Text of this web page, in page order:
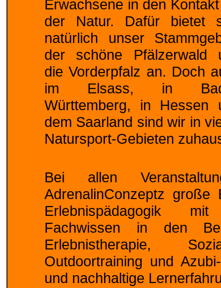
Erwachsene in den
der Natur. Dafür bietet
natürlich unser
der schöne Pfälzerwald
die Vorderpfalz an. Doch
im Elsass, in
Württemberg, in Hessen
dem Saarland sind wir in
Natursport-Gebieten
Bei allen
AdrenalinConzeptz
Erlebnispädagogik
Fachwissen in den
Erlebnistherapie,
Outdoortraining und
und nachhaltige